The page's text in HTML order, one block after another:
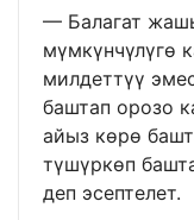
— Балагат
мүмкүнчүлүгө
милдеттүү
баштап орозо
айыз көрө
түшүркөп
деп эсептелет.